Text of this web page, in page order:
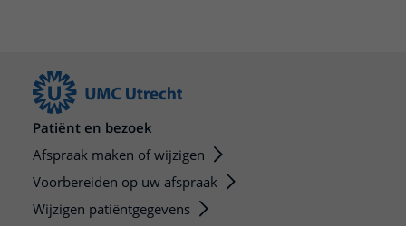
Patiënt en bezoek
Afspraak maken of wijzigen
Voorbereiden op uw afspraak
Wijzigen patiëntgegevens